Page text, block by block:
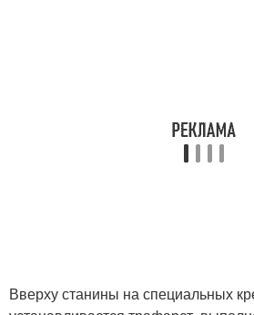
Вверху станины на специальных